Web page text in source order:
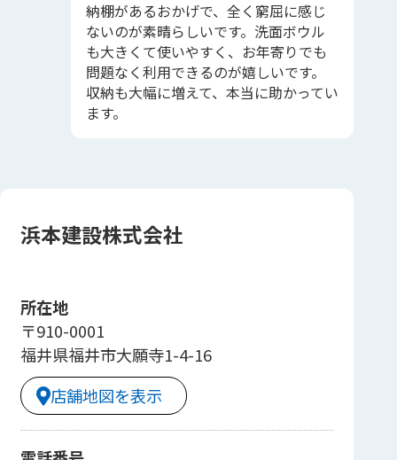
納棚があるおかげで、全く窮屈に感じ
ないのが素晴らしいです。洗面ボウル
も大きくて使いやすく、お年寄りでも
問題なく利用できるのが嬉しいです。
収納も大幅に増えて、本当に助かってい
ます。
浜本建設株式会社
所在地
〒910-0001
福井県福井市大願寺1-4-16
店舗地図を表示